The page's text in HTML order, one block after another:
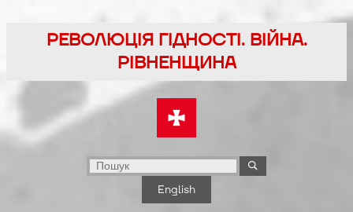
РЕВОЛЮЦІЯ ГІДНОСТІ. ВІЙНА.
РІВНЕНЩИНА
English